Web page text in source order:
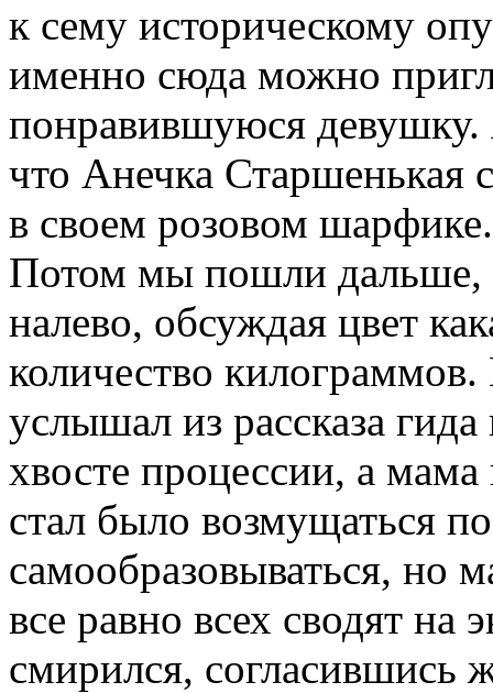
к сему историческому
именно сюда можно
понравившуюся девушку.
что Анечка Старшенькая
в своем розовом шарфике.
Потом мы пошли дальше,
налево, обсуждая цвет
количество
услышал из рассказа
хвосте процессии, а
стал было возмущаться
самообразовываться, но
все равно всех сводят
смирился, согласившись